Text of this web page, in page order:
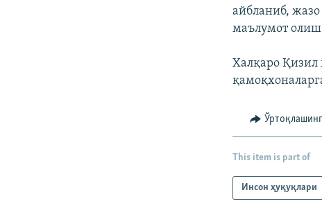
айбланиб,
маълумот
Халқаро Қизил
Ўртоқлашинг
This item is part of
Инсон ҳуқуқлари